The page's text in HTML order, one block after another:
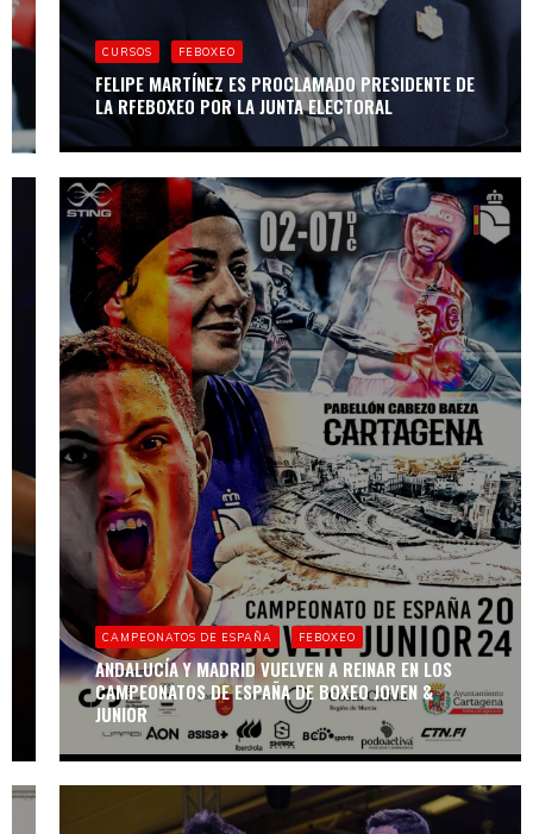
BOXAM 2025,
2ª JORNADA:
GAZI JALIDOV SE
REIVINDICA EN
LA NUCÍA
CURSOS
FEBOXEO
EDADES Y
PESOS
OFICIALES PARA
EL AÑO 2025
CAMPEONATOS DE ESPAÑA FEBOXEO
ANDALUCÍA Y MADRID VUELVEN A REINAR EN LOS
CAMPEONATOS DE ESPAÑA DE BOXEO JOVEN &
JUNIOR
CURSOS FEBOXEO
FELIPE MARTÍNEZ ES PROCLAMADO PRESIDENTE DE
LA RFEBOXEO POR LA JUNTA ELECTORAL